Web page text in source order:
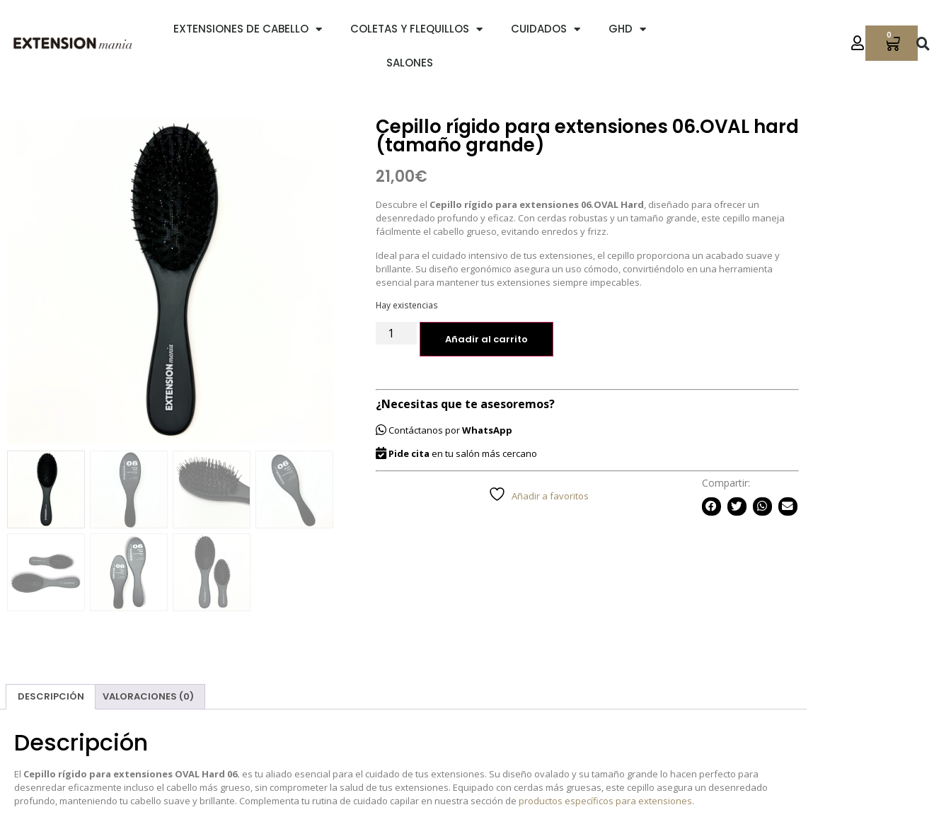
EXTENSIONES DE CABELLO COLETAS Y FLEQUILLOS CUIDADOS GHD
SALONES
0
Cepillo rígido para extensiones 06.OVAL hard
(tamaño grande)
21,00€
Descubre el Cepillo rígido para extensiones 06.OVAL Hard, diseñado para ofrecer un
desenredado profundo y eficaz. Con cerdas robustas y un tamaño grande, este cepillo maneja
fácilmente el cabello grueso, evitando enredos y frizz.
Ideal para el cuidado intensivo de tus extensiones, el cepillo proporciona un acabado suave y
brillante. Su diseño ergonómico asegura un uso cómodo, convirtiéndolo en una herramienta
esencial para mantener tus extensiones siempre impecables.
Hay existencias
Añadir al carrito
¿Necesitas que te asesoremos?
Contáctanos porWhatsApp
Pide cita en tu salón más cercano
Añadir a favoritos
Compartir:
DESCRIPCIÓN VALORACIONES (0)
Descripción
El Cepillo rígido para extensiones OVAL Hard 06. es tu aliado esencial para el cuidado de tus extensiones. Su diseño ovalado y su tamaño grande lo hacen perfecto para
desenredar eficazmente incluso el cabello más grueso, sin comprometer la salud de tus extensiones. Equipado con cerdas más gruesas, este cepillo asegura un desenredado
profundo, manteniendo tu cabello suave y brillante. Complementa tu rutina de cuidado capilar en nuestra sección de productos específicos para extensiones.